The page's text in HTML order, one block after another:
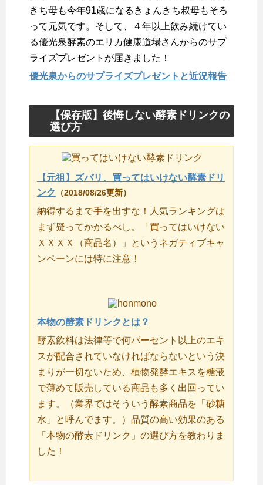
きち母も今年91歳になるきょんきち叔母もそろ
って元気です。そして、４年以上飲み続けてい
る優光泉酵素のエリカ健康道場さんからのサプ
ライズプレゼントが届きました！
優光泉からのサプライズプレゼントと近況報告
【保存版】後悔しない酵素ドリンクの
選び方
【元祖】ズバリ、買ってはいけない酵素ドリ
ンク
（2018/08/26更新）
納得するまで手を出すな！人気ランキングは
まず疑ってかかるべし。「買ってはいけない
ＸＸＸＸ（商品名）」というネガティブキャ
ンペーンには特に注意！
本物の酵素ドリンクとは？
酵素飲料は法律等で何パーセント以上のエキ
スが配合されていなければならないという決
まりが一切ないため、植物発酵エキスを糖液
で薄めて販売している商品も多く出回ってい
ます。（業界ではそういう酵素商品を「砂糖
水」と呼んでます。）品質の高い効果のある
「本物の酵素ドリンク」の選び方を教わりま
した！